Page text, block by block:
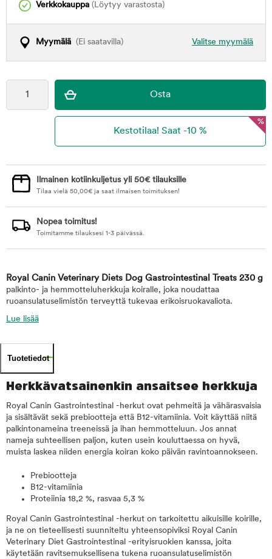
Verkkokauppa (Löytyy varastosta)
Valitse myymälä
Myymälä (Ei saatavilla)
%
Ilmainen kotiinkuljetus yli 50€ tilauksille
Tilaa vielä 50,00€ ja saat ilmaisen toimituksen!
Nopea toimitus!
Toimitamme tilauksesi 1-3 päivässä.
Royal Canin Veterinary Diets Dog Gastrointestinal Treats 230 g
palkinto- ja hemmotteluherkkuja koiralle, joka noudattaa
ruoansulatuselimistön terveyttä tukevaa erikoisruokavaliota.
Lue lisää
Tuotetiedot
Herkkävatsainenkin ansaitsee herkkuja
Royal Canin Gastrointestinal -herkut ovat pehmeitä ja vähärasvaisia
ja sisältävät sekä prebiootteja että B12-vitamiinia. Voit käyttää niitä
palkintonameina treeneissä ja ihan hemmotteluun. Jos annat
nameja suhteellisen paljon, kuten usein kouluttaessa on hyvä,
muista laskea niiden energia koiran koko päivän ravintoannokseen.
Prebiootteja
B12-vitamiinia
Proteiinia 18,2 %, rasvaa 5,3 %
Royal Canin Gastrointestinal -herkut on tarkoitettu aikuisille koirille,
ja ne on tieteellisesti suunniteltu yhteensopiviksi Royal Canin
Veterinary Diet Gastrointestinal -erityisruokien kanssa, joita
käytetään ravitsemuksellisena tukena ruoansulatuselimistön